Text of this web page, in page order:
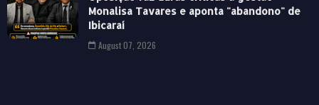
Monalisa Tavares e aponta "abandono" de
Ibicaraí
August 07, 2026